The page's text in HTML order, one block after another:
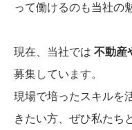
って働けるのも当社の
現在、当社では 不動産
募集しています。
現場で培ったスキルを
きたい方、ぜひ私たち